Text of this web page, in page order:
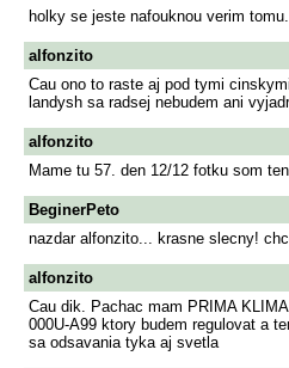
holky se jeste nafouknou verim
alfonzito
Cau ono to raste aj pod tymi
landysh sa radsej nebudem ani
alfonzito
Mame tu 57. den 12/12 fotku som
BeginerPeto
nazdar alfonzito... krasne slecny!
alfonzito
Cau dik. Pachac mam PRIMA
000U-A99 ktory budem regulovat a
sa odsavania tyka aj svetla